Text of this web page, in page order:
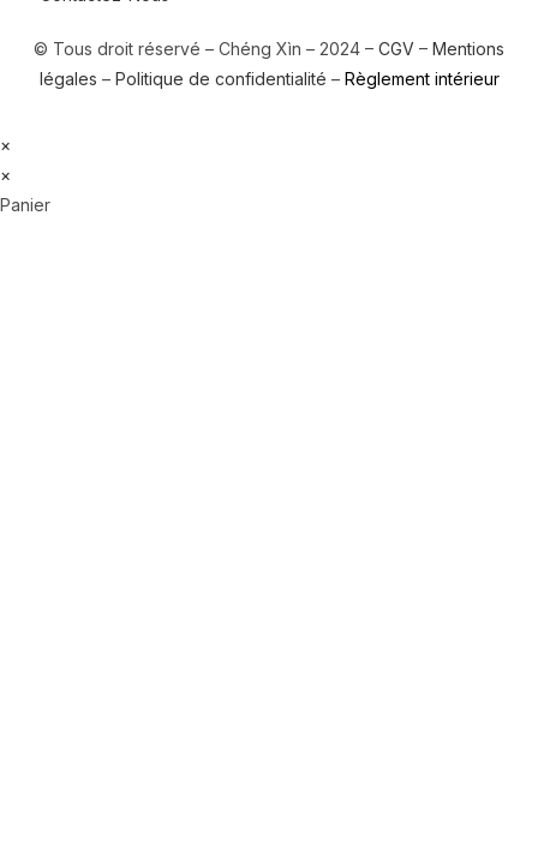
© Tous droit réservé – Chéng Xìn – 2024 – CGV – Mentions
légales – Politique de confidentialité – Règlement intérieur
×
×
Panier